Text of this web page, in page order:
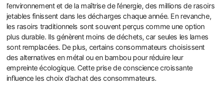
l’environnement et de la maîtrise de l’énergie, des millions de rasoirs
jetables finissent dans les décharges chaque année. En revanche,
les rasoirs traditionnels sont souvent perçus comme une option
plus durable. Ils génèrent moins de déchets, car seules les lames
sont remplacées. De plus, certains consommateurs choisissent
des alternatives en métal ou en bambou pour réduire leur
empreinte écologique. Cette prise de conscience croissante
influence les choix d’achat des consommateurs.